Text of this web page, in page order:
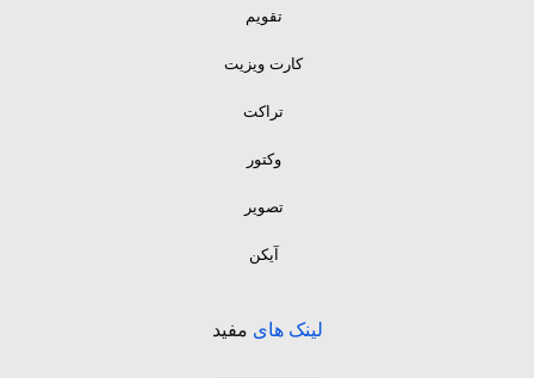
تقویم
کارت ویزیت
تراکت
وکتور
تصویر
آیکن
لینک های مفید